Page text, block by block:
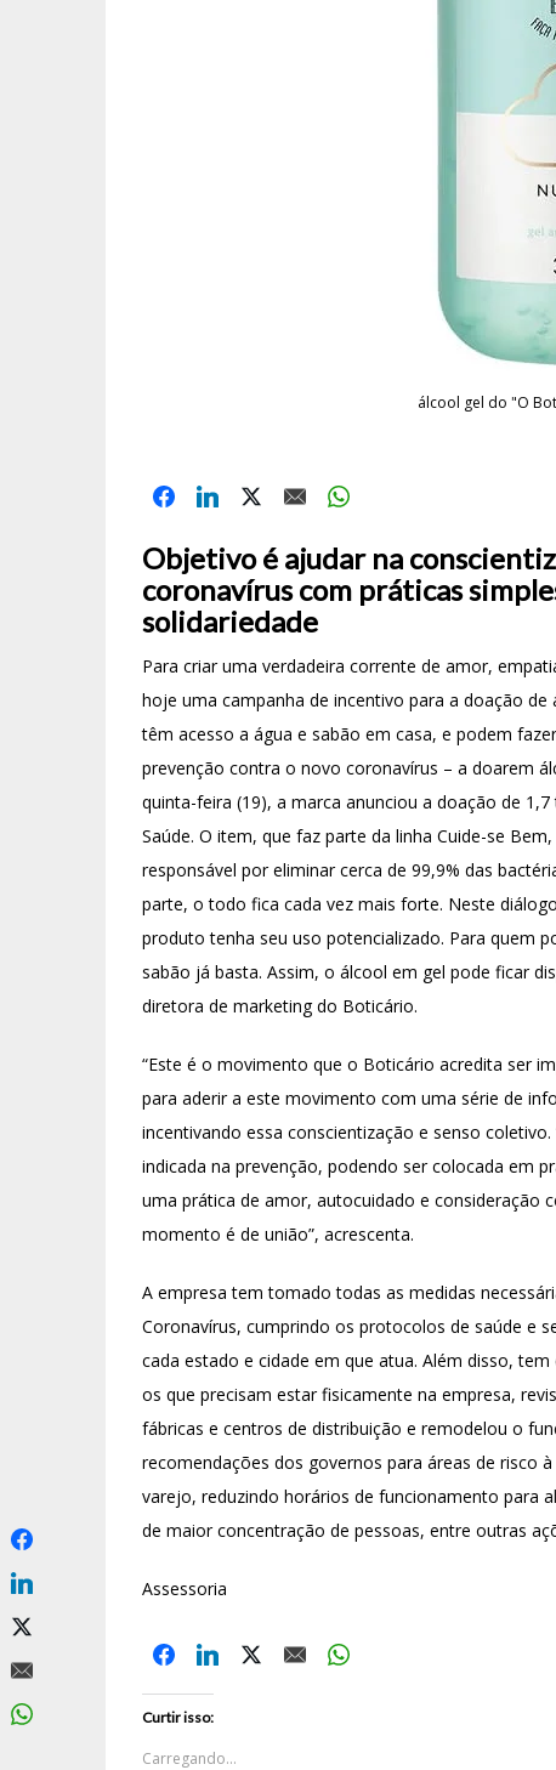
álcool gel do "O
Objetivo é ajudar na
coronavírus com práticas
solidariedade
Para criar uma verdadeira corrente de amor,
hoje uma campanha de incentivo para a doação
têm acesso a água e sabão em casa, e podem
prevenção contra o novo coronavírus – a doarem
quinta-feira (19), a marca anunciou a doação de
Saúde. O item, que faz parte da linha Cuide-se
responsável por eliminar cerca de 99,9% das
parte, o todo fica cada vez mais forte. Neste
produto tenha seu uso potencializado. Para quem
sabão já basta. Assim, o álcool em gel pode ficar
diretora de marketing do Boticário.
“Este é o movimento que o Boticário acredita ser
para aderir a este movimento com uma série de
incentivando essa conscientização e senso
indicada na prevenção, podendo ser colocada em
uma prática de amor, autocuidado e consideração
momento é de união”, acrescenta.
A empresa tem tomado todas as medidas
Coronavírus, cumprindo os protocolos de saúde e
cada estado e cidade em que atua. Além disso,
os que precisam estar fisicamente na empresa,
fábricas e centros de distribuição e remodelou o
recomendações dos governos para áreas de risco
varejo, reduzindo horários de funcionamento para
de maior concentração de pessoas, entre outras
Assessoria
Curtir isso:
Carregando...